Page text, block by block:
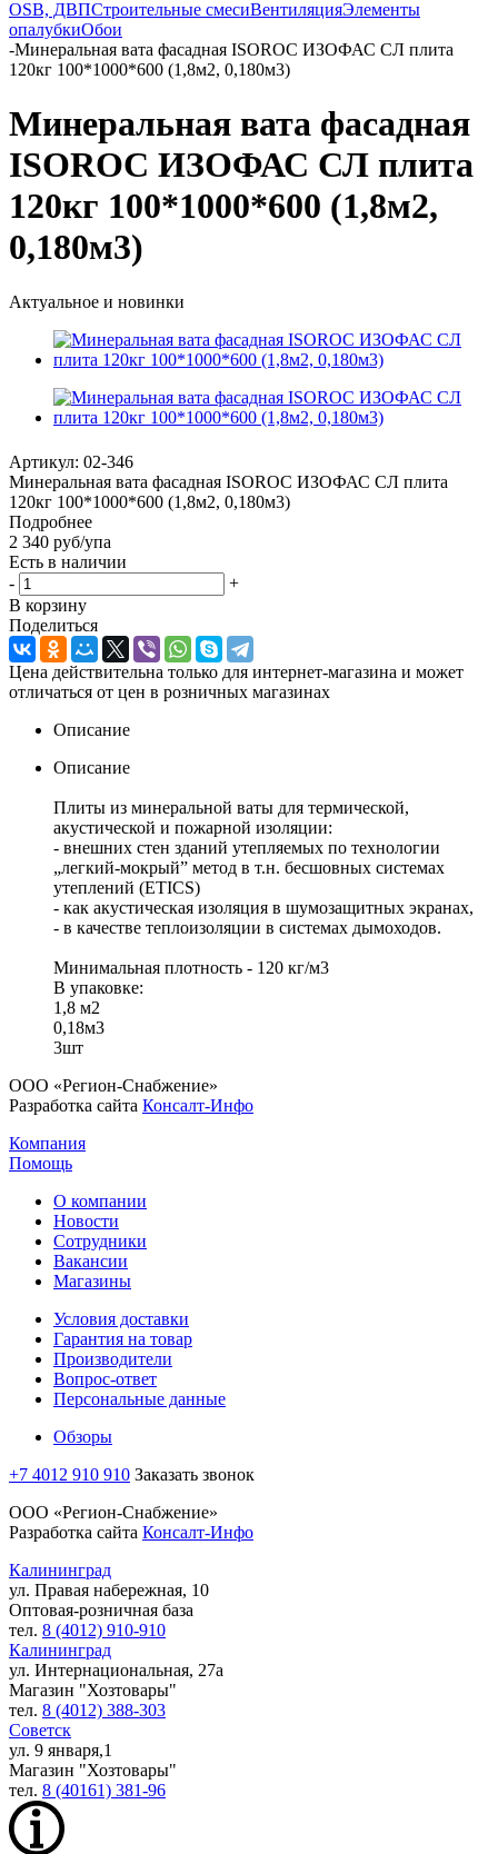
OSB, ДВПСтроительные смесиВентиляцияЭлементы
опалубкиОбои
-Минеральная вата фасадная ISOROC ИЗОФАС СЛ плита
120кг 100*1000*600 (1,8м2, 0,180м3)
Минеральная вата фасадная
ISOROC ИЗОФАС СЛ плита
120кг 100*1000*600 (1,8м2,
0,180м3)
Актуальное и новинки
Артикул: 02-346
Минеральная вата фасадная ISOROC ИЗОФАС СЛ плита
120кг 100*1000*600 (1,8м2, 0,180м3)
Подробнее
2 340 руб/упа
Есть в наличии
-
+
В корзину
Поделиться
Цена действительна только для интернет-магазина и может
отличаться от цен в розничных магазинах
Описание
Описание
Плиты из минеральной ваты для термической,
акустической и пожарной изоляции:
- внешних стен зданий утепляемых по технологии
„легкий-мокрый” метод в т.н. бесшовных системах
утеплений (ETICS)
- как акустическая изоляция в шумозащитных экранах,
- в качестве теплоизоляции в системах дымоходов.
Минимальная плотность - 120 кг/м3
В упаковке:
1,8 м2
0,18м3
3шт
ООО «Регион-Снабжение»
Разработка сайта Консалт-Инфо
Компания
Помощь
О компании
Новости
Сотрудники
Вакансии
Магазины
Условия доставки
Гарантия на товар
Производители
Вопрос-ответ
Персональные данные
Обзоры
+7 4012 910 910 Заказать звонок
ООО «Регион-Снабжение»
Разработка сайта Консалт-Инфо
Калининград
ул. Правая набережная, 10
Оптовая-розничная база
тел. 8 (4012) 910-910
Калининград
ул. Интернациональная, 27а
Магазин "Хозтовары"
тел. 8 (4012) 388-303
Советск
ул. 9 января,1
Магазин "Хозтовары"
тел. 8 (40161) 381-96